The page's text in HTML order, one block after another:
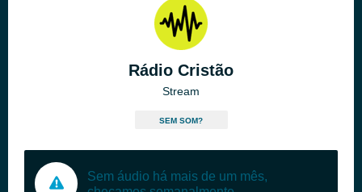
Rádio Cristão
Stream
SEM SOM?
Sem áudio há mais de um mês,